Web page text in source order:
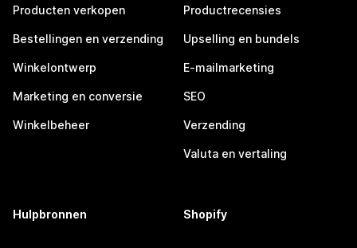
Producten verkopen
Bestellingen en verzending
Winkelontwerp
Marketing en conversie
Winkelbeheer
Productrecensies
Upselling en bundels
E-mailmarketing
SEO
Verzending
Valuta en vertaling
Hulpbronnen Shopify